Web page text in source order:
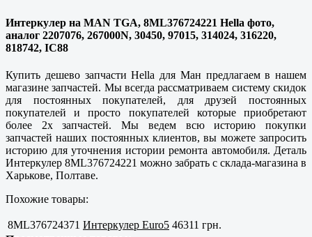
Интеркулер на MAN TGA, 8ML376724221 Hella фото,
аналог 2207076, 267000N, 30450, 97015, 314024, 316220,
818742, IC88
Купить дешево запчасти Hella для Ман предлагаем в нашем
магазине запчастей. Мы всегда рассматриваем систему скидок
для постоянных покупателей, для друзей постоянных
покупателей и просто покупателей которые приобретают
более 2х запчастей. Мы ведем всю историю покупки
запчастей наших постоянных клиентов, вы можете запросить
историю для уточнения истории ремонта автомобиля. Деталь
Интеркулер 8ML376724221 можно забрать с склада-магазина в
Харькове, Полтаве.
Похожие товары:
8ML376724371 Интеркулер Euro5 46311 грн.